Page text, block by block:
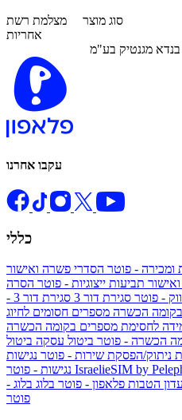
סוג מוצר מצלמת רשת
אחריות
בנדא מגנטיק בע"מ
עקבו אחרנו
כללי
ומכירה - פוטר הסדרי פשרה ואישור
תביעות ייצוגיות - פוטר הסרה
- פוטר סגירת דור 3
סגירת דור 3 -
בקומה הכשרה מספרים חסומים לחיוג
לחסימת מספרים בקומה הכשרה
הכשרה - פוטר ביטול עסקה ביטול
ניתוק/הפסקת שירות - פוטר נגישות
IsraelieSIM by
הטבות פלאפון - פוטר בלוג בלוג -
פוטר